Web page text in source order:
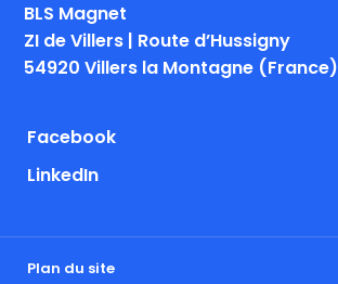
BLS Magnet
ZI de Villers | Route d’Hussigny
54920 Villers la Montagne (France)
Facebook
LinkedIn
Plan du site